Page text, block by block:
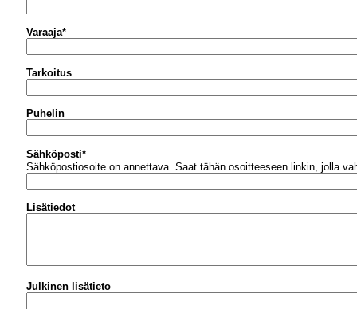
Varaaja*
Tarkoitus
Puhelin
Sähköposti*
Sähköpostiosoite on annettava. Saat tähän osoitteeseen linkin, jolla
Lisätiedot
Julkinen lisätieto